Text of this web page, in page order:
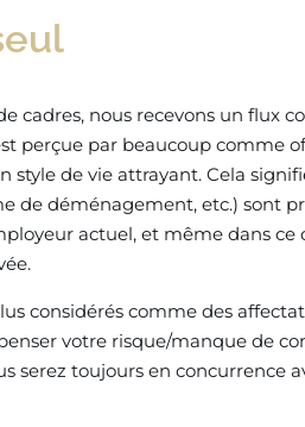
cadres, nous recevons un flux
perçue par beaucoup comme
style de vie attrayant. Cela
de déménagement, etc.) sont
actuel, et même dans ce
considérés comme des
votre risque/manque de
serez toujours en concurrence